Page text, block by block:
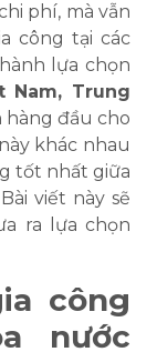
phí, mà vẫn
công tại các
lựa chọn
Nam, Trung
hàng đầu cho
khác nhau
tốt nhất giữa
viết này sẽ
ra lựa chọn
công
nước